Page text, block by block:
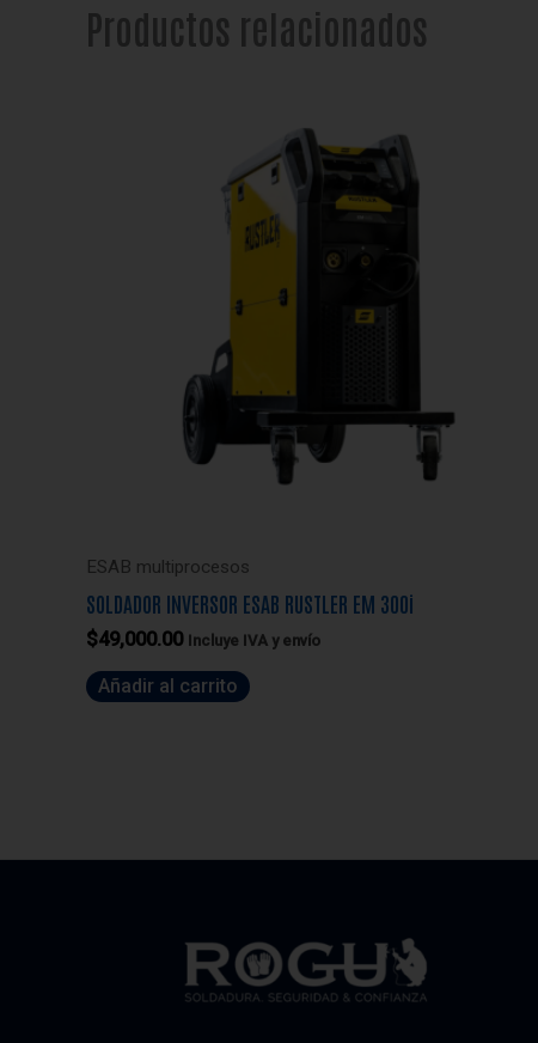
Productos relacionados
ESAB multiprocesos
SOLDADOR INVERSOR ESAB RUSTLER EM 300i
$49,000.00 Incluye IVA y envío
Añadir al carrito